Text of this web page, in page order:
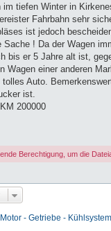
im tiefen Winter in
Fahrbahn sehr
ist jedoch
Sache ! Da der Wagen
bis er 5 Jahre alt ist,
Wagen einer anderen
tolles Auto.
ist.
200000
Berechtigung, um die
- Getriebe -